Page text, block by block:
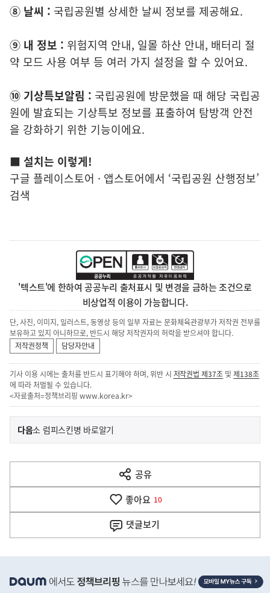
⑧ 날씨 : 국립공원별 상세한 날씨 정보를 제공해요.
⑨ 내 정보 : 위험지역 안내, 일몰 하산 안내, 배터리 절
약 모드 사용 여부 등 여러 가지 설정을 할 수 있어요.
⑩ 기상특보알림 : 국립공원에 방문했을 때 해당 국립공
원에 발효되는 기상특보 정보를 표출하여 탐방객 안전
을 강화하기 위한 기능이에요.
■ 설치는 이렇게!
구글 플레이스토어 · 앱스토어에서 ‘국립공원 산행정보’
검색
'텍스트'에 한하여 공공누리 출처표시 및 변경을 금하는 조건으로
비상업적 이용이 가능합니다.
단, 사진, 이미지, 일러스트, 동영상 등의 일부 자료는 문화체육관광부가 저작권 전부를
보유하고 있지 아니하므로, 반드시 해당 저작권자의 허락을 받으셔야 합니다.
저작권정책
담당자안내
기사 이용 시에는 출처를 반드시 표기해야 하며, 위반 시 저작권법 제37조 및제138조
에 따라 처벌될 수 있습니다.
<자료출처=정책브리핑 www.korea.kr>
이
전
다
음
다음기
소 럼피스킨병 바로알기
공유
열
기
좋아요 10
댓글보기
단